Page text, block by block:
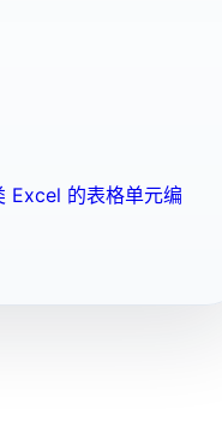
Excel 的表格单元编